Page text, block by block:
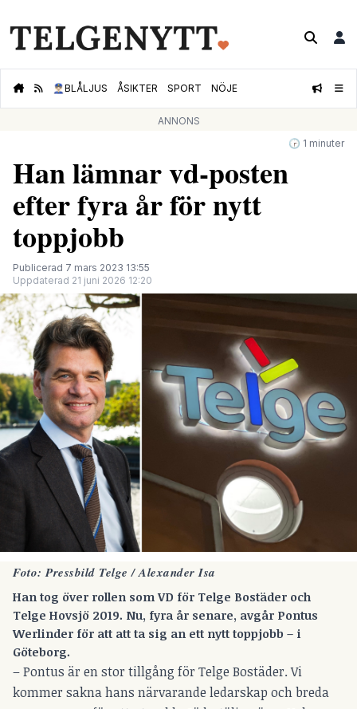
👮🏻‍♂️BLÅLJUS ÅSIKTER SPORT NÖJE
ANNONS
🕝 1 minuter
Han lämnar vd-posten
efter fyra år för nytt
toppjobb
Publicerad 7 mars 2023 13:55
Uppdaterad 21 juni 2026 12:20
Foto: Pressbild Telge / Alexander Isa
Han tog över rollen som VD för Telge Bostäder och
Telge Hovsjö 2019. Nu, fyra år senare, avgår Pontus
Werlinder för att att ta sig an ett nytt toppjobb – i
Göteborg.
– Pontus är en stor tillgång för Telge Bostäder. Vi
kommer sakna hans närvarande ledarskap och breda